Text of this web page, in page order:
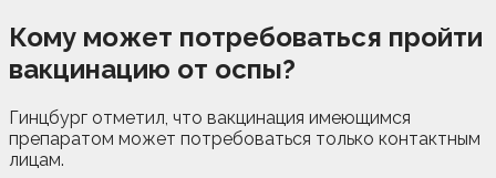
Кому может потребоваться пройти
вакцинацию от оспы?
Гинцбург отметил, что вакцинация имеющимся
препаратом может потребоваться только контактным
лицам.